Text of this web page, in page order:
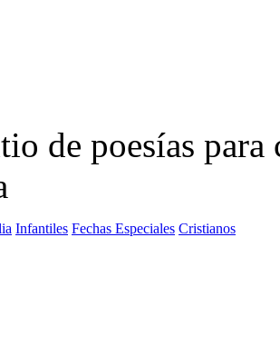
de poesías
Infantiles Fechas Especiales Cristianos